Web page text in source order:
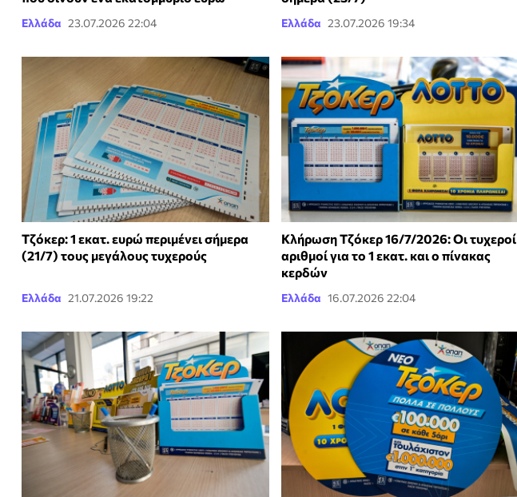
Ελλάδα 23.07.2026 22:04 Ελλάδα 23.07.2026 19:34
Τζόκερ: 1 εκατ. ευρώ περιμένει σήμερα
(21/7) τους μεγάλους τυχερούς
Ελλάδα 21.07.2026 19:22
Κλήρωση Τζόκερ 16/7/2026: Οι τυχεροί
αριθμοί για το 1 εκατ. και ο πίνακας
κερδών
Ελλάδα 16.07.2026 22:04